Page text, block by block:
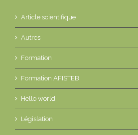
Article scientifique
Autres
Formation
Formation AFISTEB
Hello world
Législation